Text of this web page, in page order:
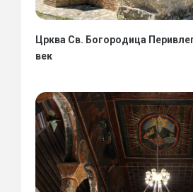
Црква Св. Богородица
век